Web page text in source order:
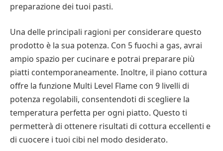
preparazione dei tuoi pasti.
Una delle principali ragioni per considerare questo
prodotto è la sua potenza. Con 5 fuochi a gas, avrai
ampio spazio per cucinare e potrai preparare più
piatti contemporaneamente. Inoltre, il piano cottura
offre la funzione Multi Level Flame con 9 livelli di
potenza regolabili, consentendoti di scegliere la
temperatura perfetta per ogni piatto. Questo ti
permetterà di ottenere risultati di cottura eccellenti e
di cuocere i tuoi cibi nel modo desiderato.